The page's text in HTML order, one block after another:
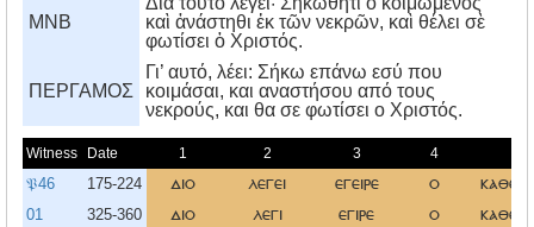
MNB
καὶ ἀνάστηθι ἐκ τῶν νεκρῶν, καὶ θέλει σὲ
φωτίσει ὁ Χριστός.
ΠΕΡΓΑΜΟΣ
Γι’ αυτό, λέει: Σήκω επάνω εσύ που
κοιμάσαι, και αναστήσου από τους
νεκρούς, και θα σε φωτίσει ο Xριστός.
Witness Date 1 2 3 4
𝔓46 175-224 διο λεγει εγειρε ο
01 325-360 διο λεγι εγιρε ο